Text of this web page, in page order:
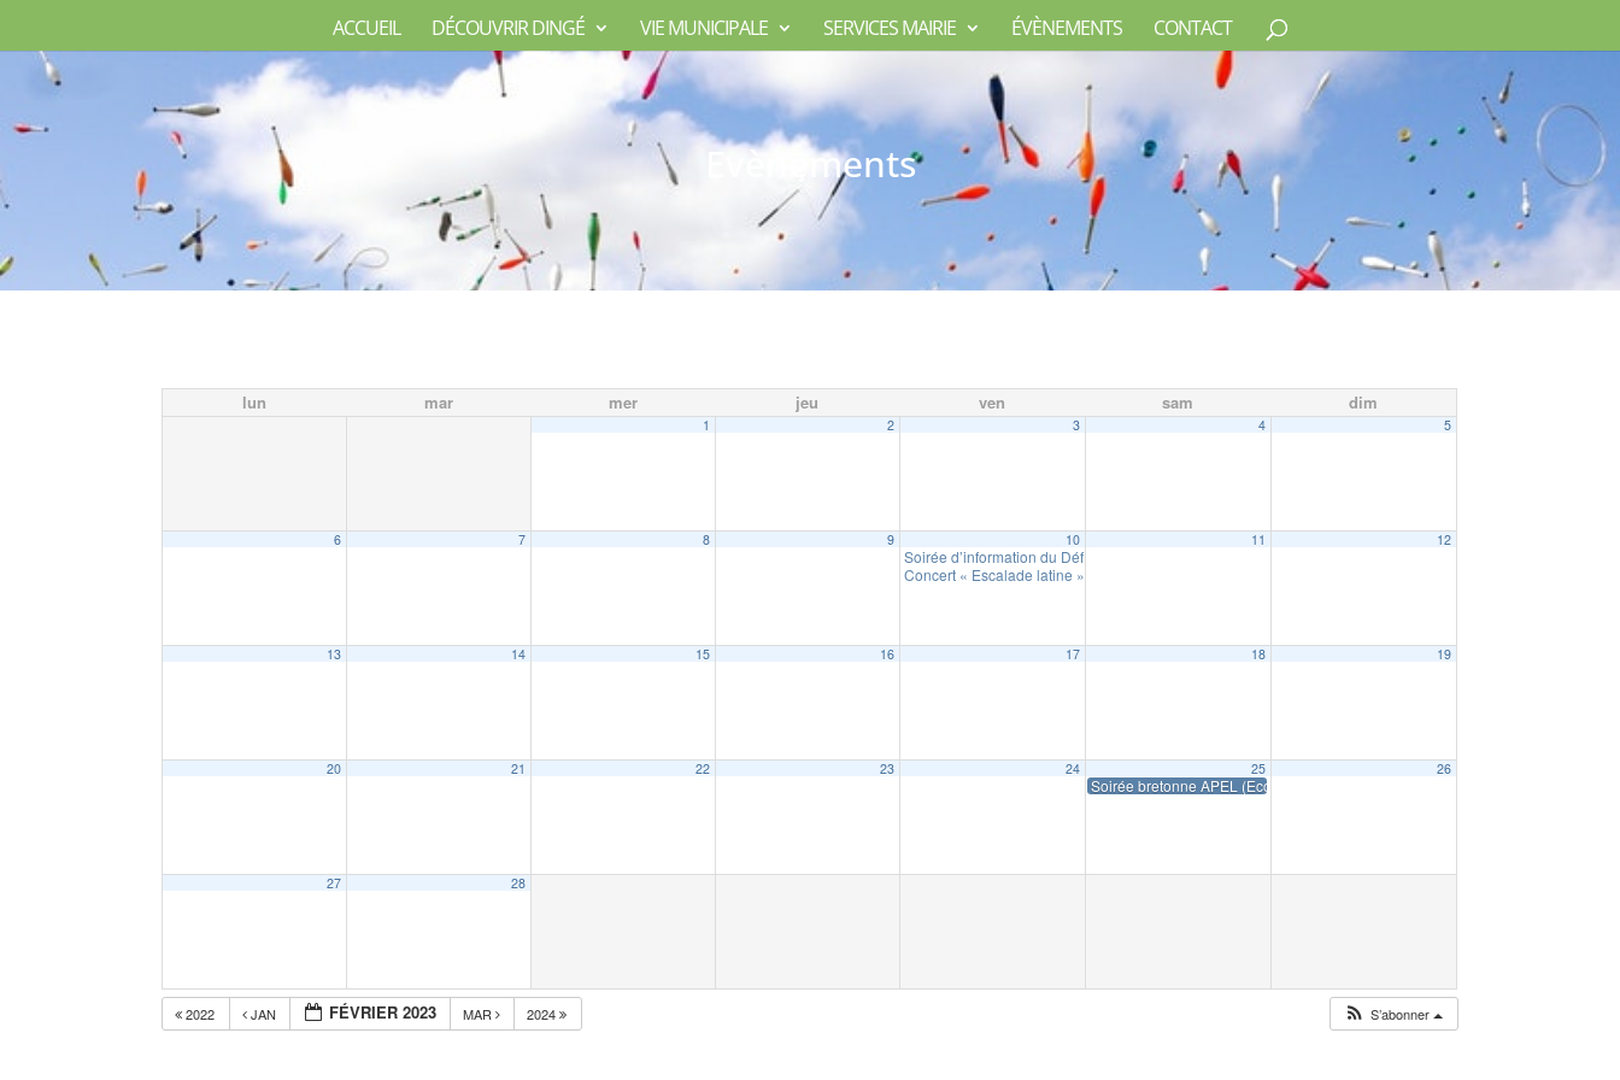
ACCUEIL DÉCOUVRIR DINGÉ VIE MUNICIPALE SERVICES MAIRIE ÉVÈNEMENTS CONTACT
Evènements
lun mar mer jeu ven sam dim
1 2 3 4 5
6 7 8 9 10
Soirée d’information du Défi Foyers à Alimentation Positive
Concert « Escalade latine » de Numen
11 12
13 14 15 16 17 18 19
20 21 22 23 24 25
Soirée bretonne APEL (Ecole privée Sainte Famille)
26
27 28
2022 JAN FÉVRIER 2023 MAR 2024 S’abonner